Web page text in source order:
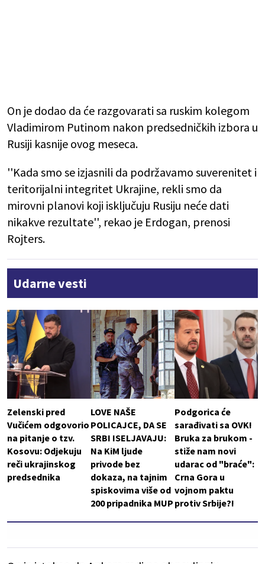
On je dodao da će razgovarati sa ruskim kolegom
Vladimirom Putinom nakon predsedničkih izbora u
Rusiji kasnije ovog meseca.
''Kada smo se izjasnili da podržavamo suverenitet i
teritorijalni integritet Ukrajine, rekli smo da
mirovni planovi koji isključuju Rusiju neće dati
nikakve rezultate'', rekao je Erdogan, prenosi
Rojters.
Udarne vesti
Zelenski pred
Vučićem odgovorio
na pitanje o tzv.
Kosovu: Odjekuju
reči ukrajinskog
predsednika
LOVE NAŠE
POLICAJCE, DA SE
SRBI ISELJAVAJU:
Na KiM ljude
privode bez
dokaza, na tajnim
spiskovima više od
200 pripadnika MUP
Podgorica će
sarađivati sa OVK!
Bruka za brukom -
stiže nam novi
udarac od "braće":
Crna Gora u
vojnom paktu
protiv Srbije?!